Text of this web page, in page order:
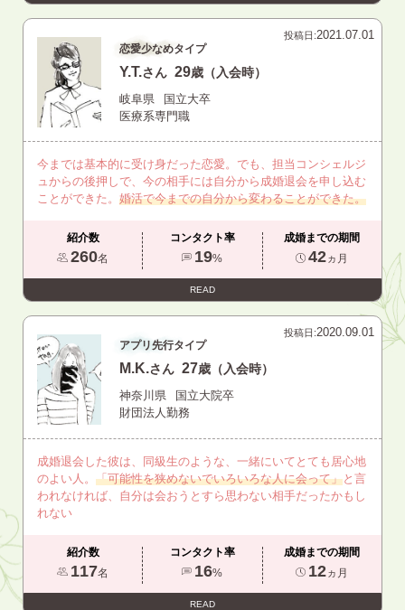
投稿日:2021.07.01
恋愛少なめタイプ
Y.T.さん 29歳（入会時）
岐阜県
国立大卒
医療系専門職
今までは基本的に受け身だった恋愛。でも、担当コンシェルジ
ュからの後押しで、今の相手には自分から成婚退会を申し込む
ことができた。 婚活で今までの自分から変わることができた。
紹介数
260名
コンタクト率
19%
成婚までの期間
42ヵ月
READ
投稿日:2020.09.01
アプリ先行タイプ
M.K.さん 27歳（入会時）
神奈川県
国立大院卒
財団法人勤務
成婚退会した彼は、同級生のような、一緒にいてとても居心地
のよい人。 「可能性を狭めないでいろいろな人に会って」と言
われなければ、自分は会おうとすら思わない相手だったかもし
れない
紹介数
117名
コンタクト率
16%
成婚までの期間
12ヵ月
READ